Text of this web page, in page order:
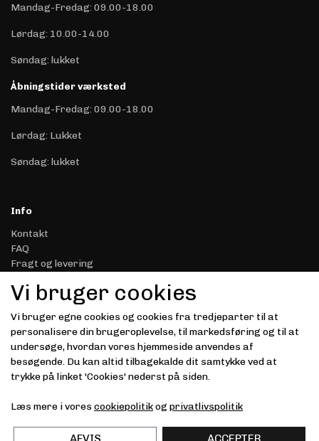
Mandag-Fredag: 09.00-18.00
Lørdag: 10.00-14.00
Søndag: lukket
Åbningstider værksted
Mandag-Fredag: 09.00-18.00
Lørdag: Lukket
Søndag: lukket
Info
Kontakt
FAQ
Fragt og levering
Handelsbetingelser
Datasikkerhed & Privatliv
Gavekort
Om Driver.dk
Kunde login
Modtag vores nyhedsbrev via e-mail
Tilmeld
(mere information)
Vi bruger cookies
Vi bruger egne cookies og cookies fra tredjeparter til at
personalisere din brugeroplevelse, til markedsføring og til at
undersøge, hvordan vores hjemmeside anvendes af
besøgende. Du kan altid tilbagekalde dit samtykke ved at
trykke på linket 'Cookies' nederst på siden.
Læs mere i vores cookiepolitikog privatlivspolitik